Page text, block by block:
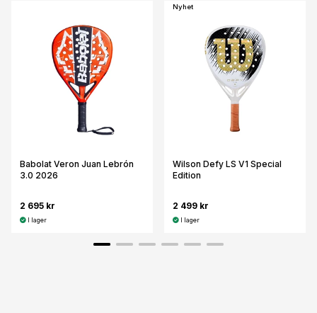
Babolat Veron Juan Lebrón
3.0 2026
2 695 kr
I lager
Nyhet
Wilson Defy LS V1 Special
Edition
2 499 kr
I lager